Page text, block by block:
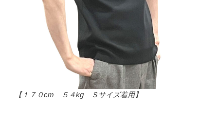
【１７０cm ５４kg Ｓサイズ着用】